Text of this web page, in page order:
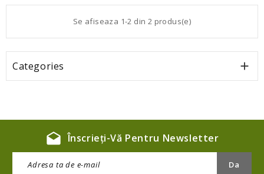
Se afiseaza 1-2 din 2 produs(e)
Categories 
drafts Înscrieți-Vă Pentru Newsletter